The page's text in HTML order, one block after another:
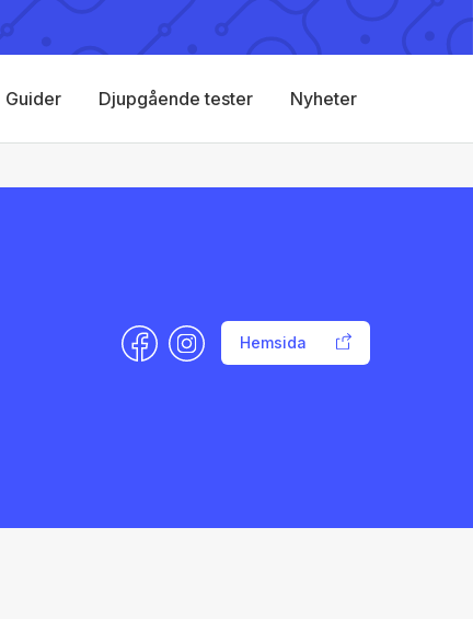
Guider Djupgående tester Nyheter
Hemsida